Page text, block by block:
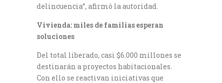
delincuencia”, afirmó la autoridad.
Vivienda: miles de familias esperan
soluciones
Del total liberado, casi $6.000 millones se
destinarán a proyectos habitacionales.
Con ello se reactivan iniciativas que